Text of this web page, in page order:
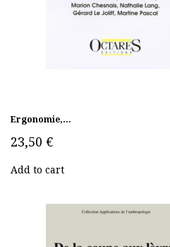
Ergonomie,...
23,50 €
Add to cart